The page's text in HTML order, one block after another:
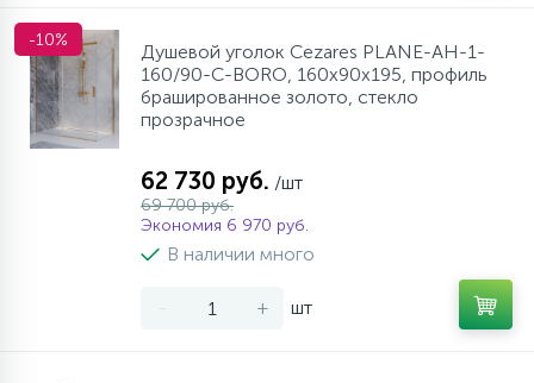
-10%
Душевой уголок Cezares PLANE-AH-1-
160/90-C-BORO, 160х90х195, профиль
брашированное золото, стекло
прозрачное
62 730 руб. /шт
69 700 руб.
Экономия 6 970 руб.
В наличии много
- + шт